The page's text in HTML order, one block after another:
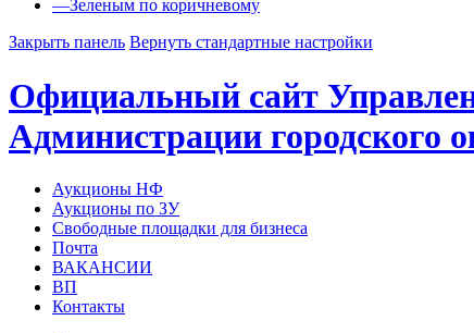
—Зеленым по коричневому
Закрыть панель Вернуть стандартные настройки
Официальный сайт
Администрации городского
Аукционы НФ
Аукционы по ЗУ
Свободные площадки для бизнеса
Почта
ВАКАНСИИ
ВП
Контакты